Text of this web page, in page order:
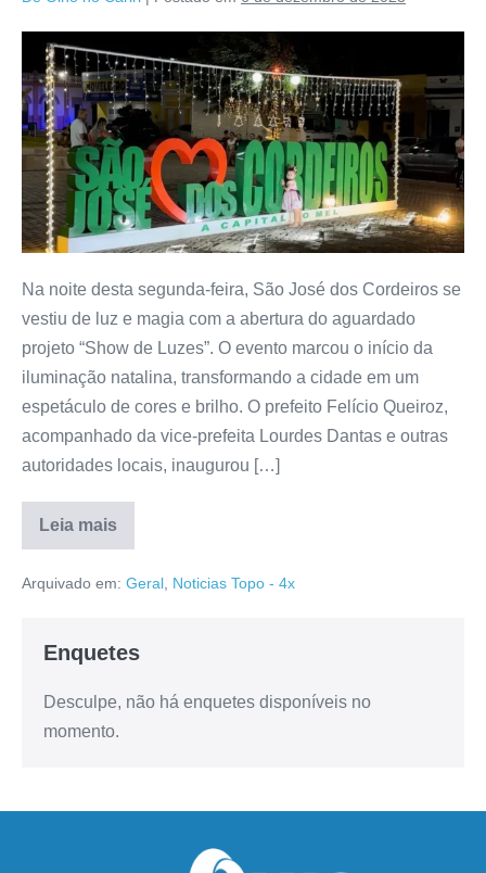
Na noite desta segunda-feira, São José dos Cordeiros se
vestiu de luz e magia com a abertura do aguardado
projeto “Show de Luzes”. O evento marcou o início da
iluminação natalina, transformando a cidade em um
espetáculo de cores e brilho. O prefeito Felício Queiroz,
acompanhado da vice-prefeita Lourdes Dantas e outras
autoridades locais, inaugurou […]
Leia mais
Arquivado em: Geral Noticias Topo - 4x
Enquetes
Desculpe, não há enquetes disponíveis no
momento.